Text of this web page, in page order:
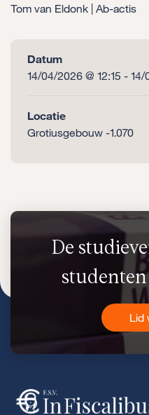
Tom van Eldonk | Ab-actis
Datum
14/04/2026 @ 12:15 -
Locatie
Grotiusgebouw -1.070
De
Lid